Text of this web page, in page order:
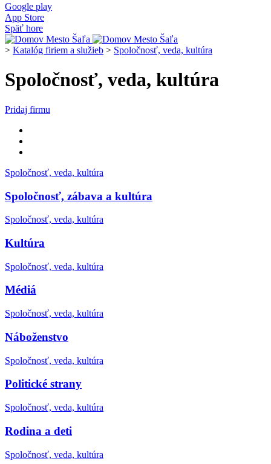
Google play
App Store
Späť hore
> Katalóg firiem a služieb > Spoločnosť, veda, kultúra
Spoločnosť, veda, kultúra
Pridaj firmu
Spoločnosť, veda, kultúra
Spoločnosť, zábava a kultúra
Spoločnosť, veda, kultúra
Kultúra
Spoločnosť, veda, kultúra
Médiá
Spoločnosť, veda, kultúra
Náboženstvo
Spoločnosť, veda, kultúra
Politické strany
Spoločnosť, veda, kultúra
Rodina a deti
Spoločnosť, veda, kultúra